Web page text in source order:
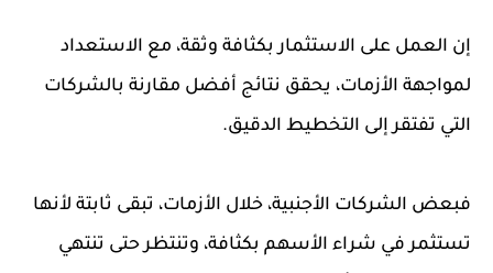
إن العمل على الاستثمار بكثافة وثقة، مع الاستعداد
لمواجهة الأزمات، يحقق نتائج أفضل مقارنة بالشركات
التي تفتقر إلى التخطيط الدقيق.
فبعض الشركات الأجنبية، خلال الأزمات، تبقى ثابتة لأنها
تستثمر في شراء الأسهم بكثافة، وتنتظر حتى تنتهي